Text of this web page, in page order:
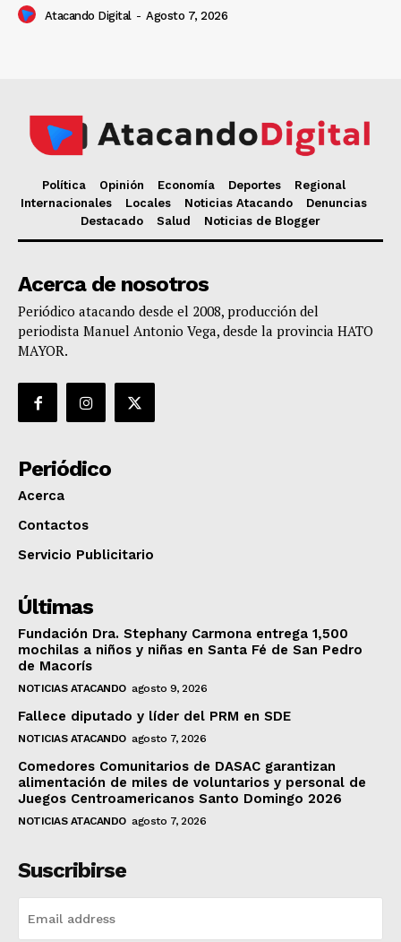
Atacando Digital - Agosto 7, 2026
Política Opinión Economía Deportes
Regional
Internacionales
Locales Noticias Atacando
Denuncias
Destacado
Salud Noticias de Blogger
Acerca de nosotros
Periódico atacando desde el 2008, producción del
periodista Manuel Antonio Vega, desde la provincia HATO
MAYOR.
Periódico
Acerca
Contactos
Servicio Publicitario
Últimas
Fundación Dra. Stephany Carmona entrega 1,500
mochilas a niños y niñas en Santa Fé de San Pedro
de Macorís
NOTICIAS ATACANDO agosto 9, 2026
Fallece diputado y líder del PRM en SDE
NOTICIAS ATACANDO agosto 7, 2026
Comedores Comunitarios de DASAC garantizan
alimentación de miles de voluntarios y personal de
Juegos Centroamericanos Santo Domingo 2026
NOTICIAS ATACANDO agosto 7, 2026
Suscribirse